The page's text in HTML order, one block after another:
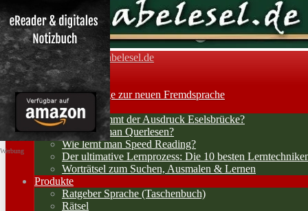
Toggle navigation Vokabelesel.de
Home
Lernerfolge: Wege zur neuen Fremdsprache
Lernstrategien
Woher kommt der Ausdruck Eselsbrücke?
Wie lernt man Querlesen?
Wie lernt man Speed Reading?
Der ultimative Lernprozess: Die 10 besten
Worträtsel zum Suchen, Ausmalen & Lernen
Produkte
Ratgeber Sprache (Taschenbuch)
Rätsel
Werbung